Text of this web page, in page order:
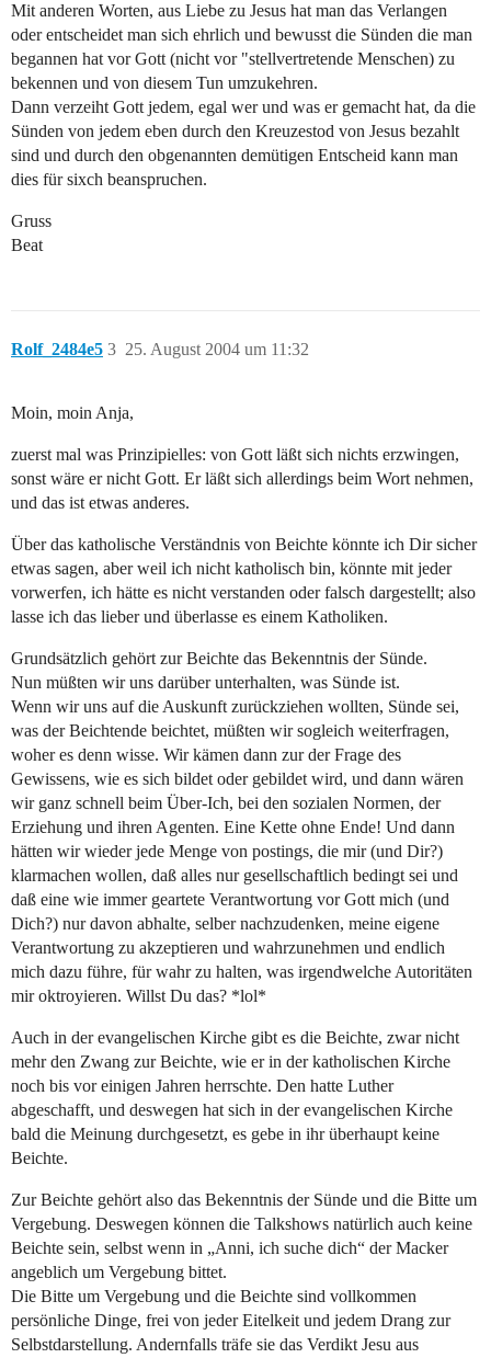
Mit anderen Worten, aus Liebe zu Jesus hat man das Verlangen
oder entscheidet man sich ehrlich und bewusst die Sünden die man
begannen hat vor Gott (nicht vor "stellvertretende Menschen) zu
bekennen und von diesem Tun umzukehren.
Dann verzeiht Gott jedem, egal wer und was er gemacht hat, da die
Sünden von jedem eben durch den Kreuzestod von Jesus bezahlt
sind und durch den obgenannten demütigen Entscheid kann man
dies für sixch beanspruchen.
Gruss
Beat
Rolf_2484e5 25. August 2004 um 11:32
3
Moin, moin Anja,
zuerst mal was Prinzipielles: von Gott läßt sich nichts erzwingen,
sonst wäre er nicht Gott. Er läßt sich allerdings beim Wort nehmen,
und das ist etwas anderes.
Über das katholische Verständnis von Beichte könnte ich Dir sicher
etwas sagen, aber weil ich nicht katholisch bin, könnte mit jeder
vorwerfen, ich hätte es nicht verstanden oder falsch dargestellt; also
lasse ich das lieber und überlasse es einem Katholiken.
Grundsätzlich gehört zur Beichte das Bekenntnis der Sünde.
Nun müßten wir uns darüber unterhalten, was Sünde ist.
Wenn wir uns auf die Auskunft zurückziehen wollten, Sünde sei,
was der Beichtende beichtet, müßten wir sogleich weiterfragen,
woher es denn wisse. Wir kämen dann zur der Frage des
Gewissens, wie es sich bildet oder gebildet wird, und dann wären
wir ganz schnell beim Über-Ich, bei den sozialen Normen, der
Erziehung und ihren Agenten. Eine Kette ohne Ende! Und dann
hätten wir wieder jede Menge von postings, die mir (und Dir?)
klarmachen wollen, daß alles nur gesellschaftlich bedingt sei und
daß eine wie immer geartete Verantwortung vor Gott mich (und
Dich?) nur davon abhalte, selber nachzudenken, meine eigene
Verantwortung zu akzeptieren und wahrzunehmen und endlich
mich dazu führe, für wahr zu halten, was irgendwelche Autoritäten
mir oktroyieren. Willst Du das? *lol*
Auch in der evangelischen Kirche gibt es die Beichte, zwar nicht
mehr den Zwang zur Beichte, wie er in der katholischen Kirche
noch bis vor einigen Jahren herrschte. Den hatte Luther
abgeschafft, und deswegen hat sich in der evangelischen Kirche
bald die Meinung durchgesetzt, es gebe in ihr überhaupt keine
Beichte.
Zur Beichte gehört also das Bekenntnis der Sünde und die Bitte um
Vergebung. Deswegen können die Talkshows natürlich auch keine
Beichte sein, selbst wenn in „Anni, ich suche dich“ der Macker
angeblich um Vergebung bittet.
Die Bitte um Vergebung und die Beichte sind vollkommen
persönliche Dinge, frei von jeder Eitelkeit und jedem Drang zur
Selbstdarstellung. Andernfalls träfe sie das Verdikt Jesu aus